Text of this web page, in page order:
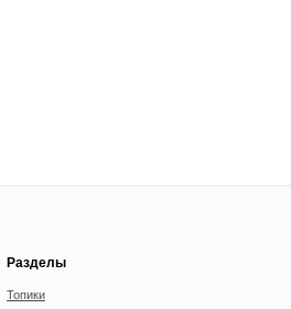
Разделы
Топики